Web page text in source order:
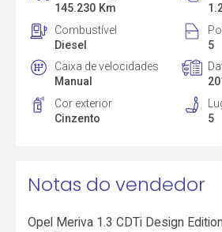
145.230 Km
Combustível
Diesel
5
Caixa de velocidades
Manual
Cor exterior
Cinzento
5
Notas do vendedor
Opel Meriva 1.3 CDTi Design